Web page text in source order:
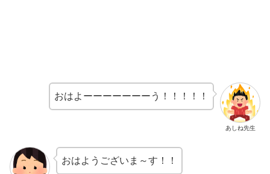
あしね先生
おはよーーーーーーーう！！！！！
おはようございま～す！！